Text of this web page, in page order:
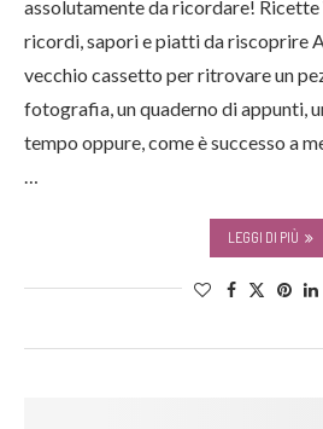
assolutamente da ricordare! Ricette
ricordi, sapori e piatti da riscoprire
vecchio cassetto per ritrovare un
fotografia, un quaderno di appunti,
tempo oppure, come è successo a
…
LEGGI DI PIÙ